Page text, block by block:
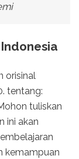
orisinal
tentang:
tuliskan
ini akan
kemampuan